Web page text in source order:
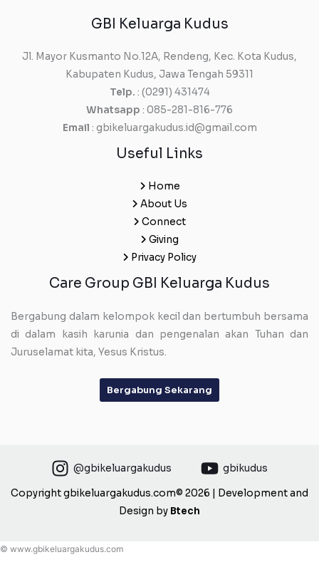
GBI Keluarga Kudus
Jl. Mayor Kusmanto No.12A, Rendeng, Kec. Kota Kudus,
Kabupaten Kudus, Jawa Tengah 59311
Telp. : (0291) 431474
Whatsapp : 085-281-816-776
Email : gbikeluargakudus.id@gmail.com
Useful Links
Home
About Us
Connect
Giving
Privacy Policy
Care Group GBI Keluarga Kudus
Bergabung dalam kelompok kecil dan bertumbuh bersama
di dalam kasih karunia dan pengenalan akan Tuhan dan
Juruselamat kita, Yesus Kristus.
Bergabung Sekarang
@gbikeluargakudus gbikudus
Copyright gbikeluargakudus.com© 2026 | Development and
Design by Btech
© www.gbikeluargakudus.com